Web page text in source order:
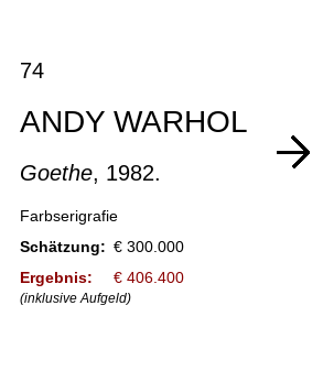
74
ANDY WARHOL
Goethe, 1982.
Farbserigrafie
Schätzung: € 300.000
Ergebnis:
€ 406.400
(inklusive Aufgeld)